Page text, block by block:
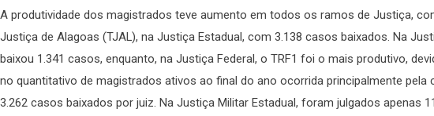
A produtividade dos magistrados teve aumento em todos os ramos de Justiça,
Justiça de Alagoas (TJAL), na Justiça Estadual, com 3.138 casos baixados. Na
baixou 1.341 casos, enquanto, na Justiça Federal, o TRF1 foi o mais produtivo,
no quantitativo de magistrados ativos ao final do ano ocorrida principalmente pela
3.262 casos baixados por juiz. Na Justiça Militar Estadual, foram julgados apenas